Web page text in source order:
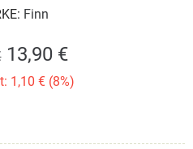
Finn
13,90 €
1,10 € (8%)